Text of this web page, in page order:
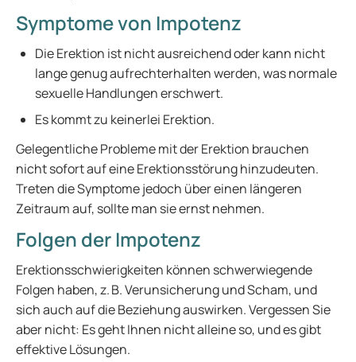
Symptome von Impotenz
Die Erektion ist nicht ausreichend oder kann nicht
lange genug aufrechterhalten werden, was normale
sexuelle Handlungen erschwert.
Es kommt zu keinerlei Erektion.
Gelegentliche Probleme mit der Erektion brauchen
nicht sofort auf eine Erektionsstörung hinzudeuten.
Treten die Symptome jedoch über einen längeren
Zeitraum auf, sollte man sie ernst nehmen.
Folgen der Impotenz
Erektionsschwierigkeiten können schwerwiegende
Folgen haben, z. B. Verunsicherung und Scham, und
sich auch auf die Beziehung auswirken. Vergessen Sie
aber nicht: Es geht Ihnen nicht alleine so, und es gibt
effektive Lösungen.